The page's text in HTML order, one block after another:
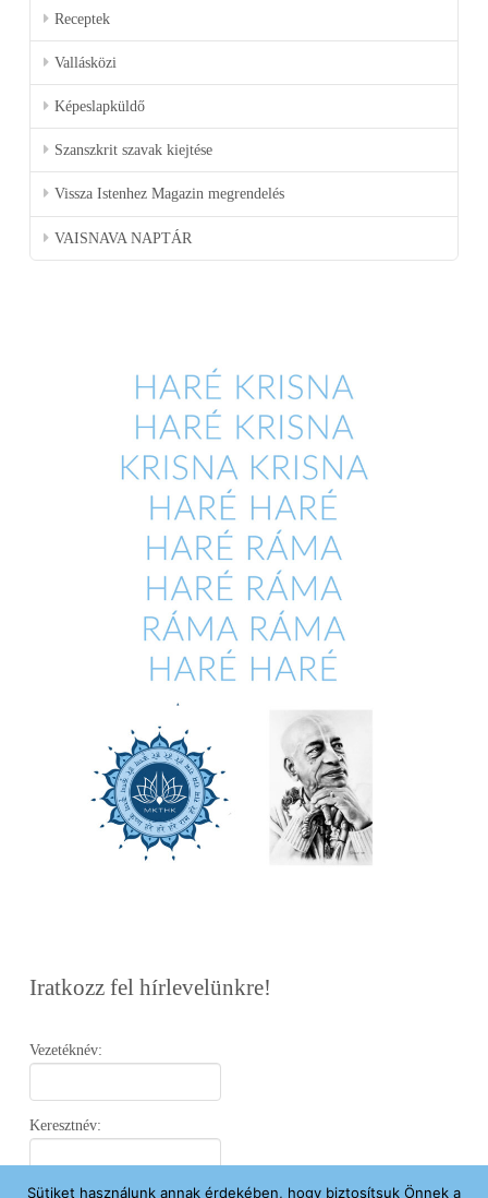
Receptek
Vallásközi
Képeslapküldő
Szanszkrit szavak kiejtése
Vissza Istenhez Magazin megrendelés
VAISNAVA NAPTÁR
Iratkozz fel hírlevelünkre!
Vezetéknév:
Keresztnév:
Sütiket használunk annak érdekében, hogy biztosítsuk Önnek a